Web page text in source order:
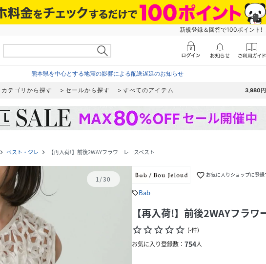
新規登録＆回答で100ポイント!
熊本県を中心とする地震の影響による配送遅延のお知らせ
カテゴリから探す セールから探す すべてのアイテム 3,980円
navigate_next ベスト・ジレ navigate_next 【再入荷!】前後2WAYフラワーレースベスト
1/30 favorite_border お気に入りショップに登録
sellBab
【再入荷!】前後2WAYフラワ
star_borderstar_borderstar_borderstar_borderstar_border (-件)
お気に入り登録数： 754人